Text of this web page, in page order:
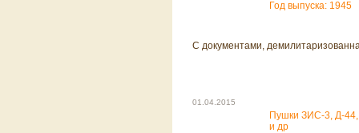
Год выпуска: 1945
С документами,
01.04.2015
Пушки ЗИС-3, Д-
и др